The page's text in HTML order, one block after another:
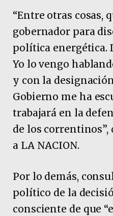
“Entre otras cosas,
gobernador para
política energética.
Yo lo vengo
y con la
Gobierno me ha
trabajará en la
de los correntinos”,
a LA NACION.
Por lo demás,
político de la
consciente de que